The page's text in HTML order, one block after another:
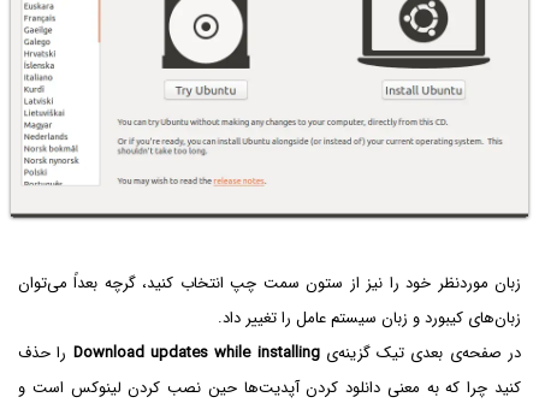
زبان موردنظر خود را نیز از ستون سمت چپ انتخاب کنید، گرچه بعداً می‌توان
زبان‌های کیبورد و زبان سیستم عامل را تغییر داد.
در صفحه‌ی بعدی تیک گزینه‌یDownload updates while installing را حذف
کنید چرا که به معنی دانلود کردن آپدیت‌ها حین نصب کردن لینوکس است و